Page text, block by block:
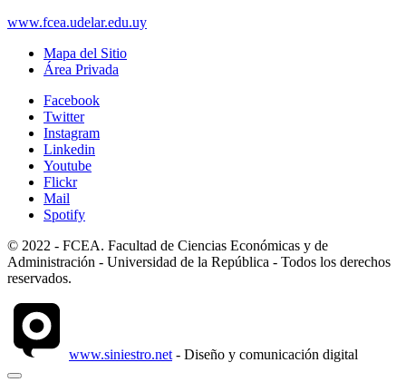
www.fcea.udelar.edu.uy
Mapa del Sitio
Área Privada
Facebook
Twitter
Instagram
Linkedin
Youtube
Flickr
Mail
Spotify
© 2022 - FCEA. Facultad de Ciencias Económicas y de
Administración - Universidad de la República - Todos los derechos
reservados.
www.siniestro.net - Diseño y comunicación digital